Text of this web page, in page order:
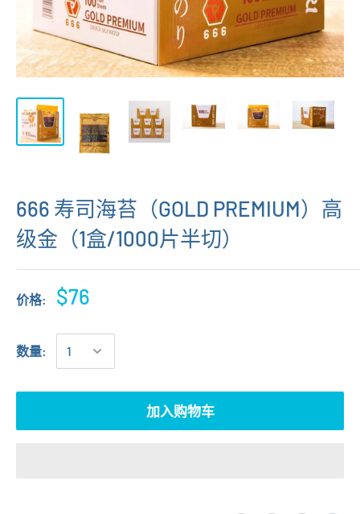
666 寿司海苔（GOLD PREMIUM）高
级金（1盒/1000片半切）
价格: $76
数量:
加入购物车